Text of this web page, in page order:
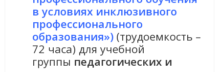
в условиях инклюзивного
профессионального
образования») (трудоемкость –
72 часа) для учебной
группы педагогических и